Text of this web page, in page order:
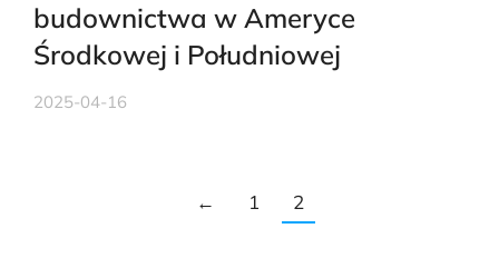
budownictwa w Ameryce
Środkowej i Południowej
2025-04-16
← 1 2